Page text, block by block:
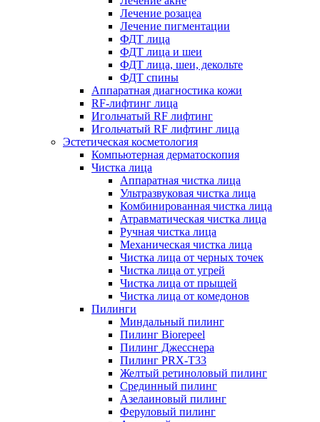
Лечение розацеа
Лечение пигментации
ФДТ лица
ФДТ лица и шеи
ФДТ лица, шеи, декольте
ФДТ спины
Аппаратная диагностика кожи
RF-лифтинг лица
Игольчатый RF лифтинг
Игольчатый RF лифтинг лица
Эстетическая косметология
Компьютерная дерматоскопия
Чистка лица
Аппаратная чистка лица
Ультразвуковая чистка лица
Комбинированная чистка лица
Атравматическая чистка лица
Ручная чистка лица
Механическая чистка лица
Чистка лица от черных точек
Чистка лица от угрей
Чистка лица от прыщей
Чистка лица от комедонов
Пилинги
Миндальный пилинг
Пилинг Biorepeel
Пилинг Джесснера
Пилинг PRX-T33
Желтый ретиноловый пилинг
Срединный пилинг
Азелаиновый пилинг
Феруловый пилинг